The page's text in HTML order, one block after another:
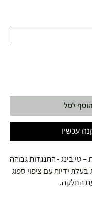
הוסף לסל
עכשיו
– טיובינג - התנגדות גבוהה
בעלת ידיות עם ציפוי ספוג
החלקה.